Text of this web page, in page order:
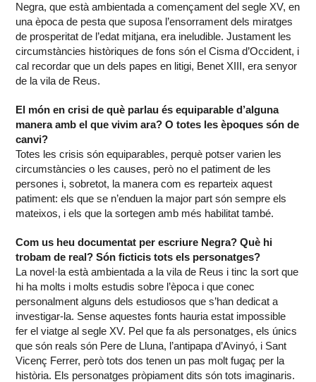
Negra, que està ambientada a començament del segle XV, en
una època de pesta que suposa l’ensorrament dels miratges
de prosperitat de l’edat mitjana, era ineludible. Justament les
circumstàncies històriques de fons són el Cisma d’Occident, i
cal recordar que un dels papes en litigi, Benet XIII, era senyor
de la vila de Reus.
El món en crisi de què parlau és equiparable d’alguna
manera amb el que vivim ara? O totes les èpoques són de
canvi?
Totes les crisis són equiparables, perquè potser varien les
circumstàncies o les causes, però no el patiment de les
persones i, sobretot, la manera com es reparteix aquest
patiment: els que se n’enduen la major part són sempre els
mateixos, i els que la sortegen amb més habilitat també.
Com us heu documentat per escriure Negra? Què hi
trobam de real? Són ficticis tots els personatges?
La novel·la està ambientada a la vila de Reus i tinc la sort que
hi ha molts i molts estudis sobre l’època i que conec
personalment alguns dels estudiosos que s’han dedicat a
investigar-la. Sense aquestes fonts hauria estat impossible
fer el viatge al segle XV. Pel que fa als personatges, els únics
que són reals són Pere de Lluna, l’antipapa d’Avinyó, i Sant
Vicenç Ferrer, però tots dos tenen un pas molt fugaç per la
història. Els personatges pròpiament dits són tots imaginaris.